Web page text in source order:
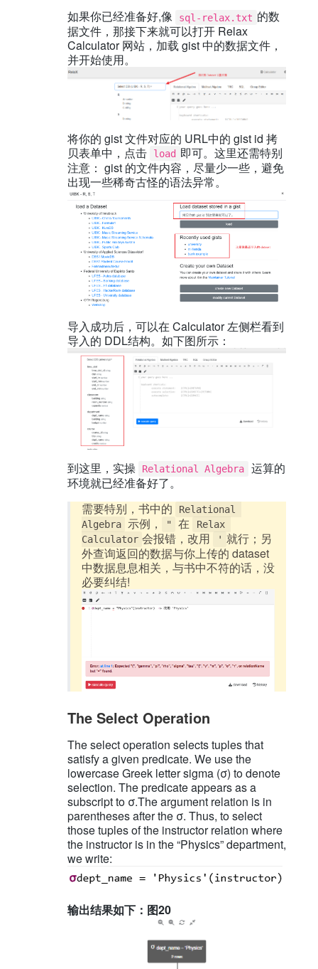
如果你已经准备好,像
sql-relax.txt 的数
据文件，那接下来就可以打开 Relax
Calculator 网站，加载 gist 中的数据文件，
并开始使用。
将你的 gist 文件对应的 URL中的 gist id 拷
贝表单中，点击
load 即可。这里还需特别
注意： gist 的文件内容，尽量少一些，避免
出现一些稀奇古怪的语法异常。
导入成功后，可以在 Calculator 左侧栏看到
导入的 DDL结构。如下图所示：
到这里，实操 Relational Algebra
运算的
环境就已经准备好了。
需要特别，书中的
Relational
Algebra 示例， " 在
Relax
Calculator 会报错，改用 ' 就行；另
外查询返回的数据与你上传的 dataset
中数据息息相关，与书中不符的话，没
必要纠结!
The Select Operation
The select operation selects tuples that
satisfy a given predicate. We use the
lowercase Greek letter sigma (σ) to denote
selection. The predicate appears as a
subscript to σ.The argument relation is in
parentheses after the σ. Thus, to select
those tuples of the instructor relation where
the instructor is in the “Physics” department,
we write:
输出结果如下：图20